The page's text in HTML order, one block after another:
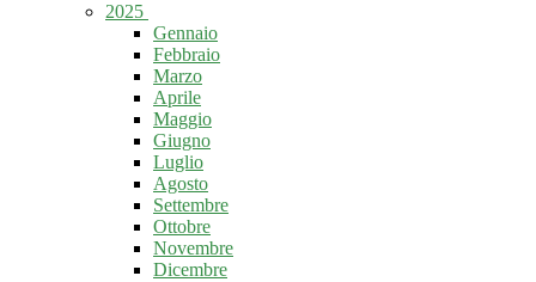
2025
Gennaio
Febbraio
Marzo
Aprile
Maggio
Giugno
Luglio
Agosto
Settembre
Ottobre
Novembre
Dicembre